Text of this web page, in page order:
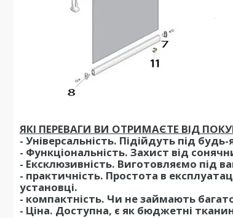
ЯКІ ПЕРЕВАГИ ВИ ОТРИМАЄТЕ ВІД
- Універсальність. Підійдуть під
- Функціональність. Захист від
- Ексклюзивність. Виготовляємо під
- практичність. Простота в
установці.
- компактність. Чи не займають
- Ціна. Доступна, є як бюджетні